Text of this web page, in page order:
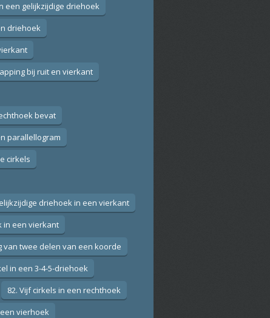
een gelijkzijdige driehoek
driehoek
bij ruit en vierkant
bevat
parallellogram
cirkels
driehoek in een vierkant
in een vierkant
van twee delen van een koorde
in een 3-4-5-driehoek
82. Vijf cirkels in een rechthoek
vierhoek